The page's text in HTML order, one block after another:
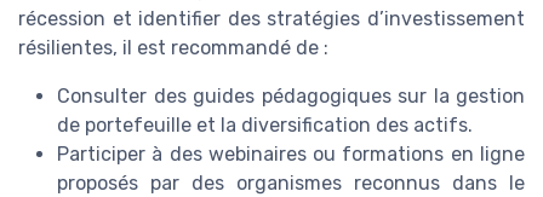
récession et identifier des stratégies d’investissement
résilientes, il est recommandé de :
Consulter des guides pédagogiques sur la gestion
de portefeuille et la diversification des actifs.
Participer à des webinaires ou formations en ligne
proposés par des organismes reconnus dans le